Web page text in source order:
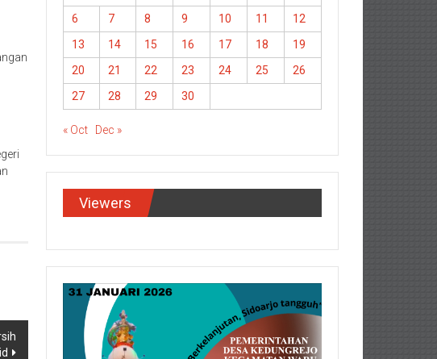
6
7 8 9 10 11
12
13
14 15 16 17 18
19
20
21 22 23 24 25
26
27
28 29 30
« Oct Dec »
Viewers